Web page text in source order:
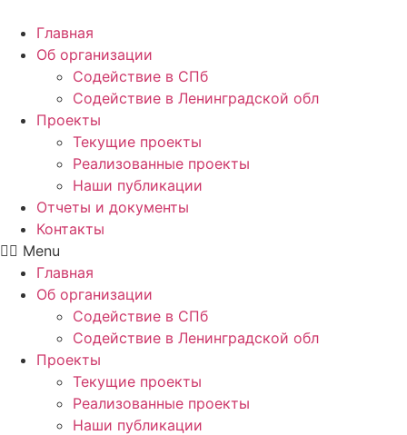
Главная
Об организации
Содействие в СПб
Содействие в Ленинградской обл
Проекты
Текущие проекты
Реализованные проекты
Наши публикации
Отчеты и документы
Контакты
Menu
Главная
Об организации
Содействие в СПб
Содействие в Ленинградской обл
Проекты
Текущие проекты
Реализованные проекты
Наши публикации